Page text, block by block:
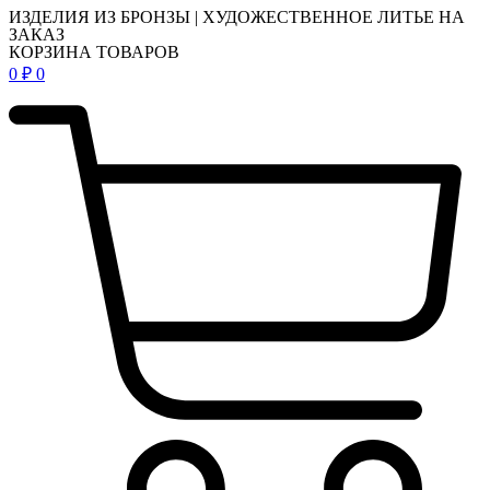
ИЗДЕЛИЯ ИЗ БРОНЗЫ | ХУДОЖЕСТВЕННОЕ ЛИТЬЕ НА
ЗАКАЗ
КОРЗИНА ТОВАРОВ
0 ₽ 0